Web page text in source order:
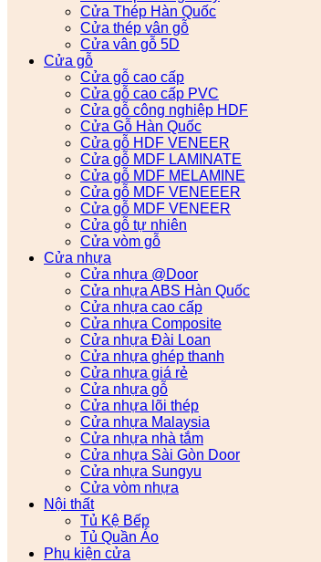
Cửa Thép Hàn Quốc
Cửa thép vân gỗ
Cửa vân gỗ 5D
Cửa gỗ
Cửa gỗ cao cấp
Cửa gỗ cao cấp PVC
Cửa gỗ công nghiệp HDF
Cửa Gỗ Hàn Quốc
Cửa gỗ HDF VENEER
Cửa gỗ MDF LAMINATE
Cửa gỗ MDF MELAMINE
Cửa gỗ MDF VENEEER
Cửa gỗ MDF VENEER
Cửa gỗ tự nhiên
Cửa vòm gỗ
Cửa nhựa
Cửa nhựa @Door
Cửa nhựa ABS Hàn Quốc
Cửa nhựa cao cấp
Cửa nhựa Composite
Cửa nhựa Đài Loan
Cửa nhựa ghép thanh
Cửa nhựa giá rẻ
Cửa nhựa gỗ
Cửa nhựa lõi thép
Cửa nhựa Malaysia
Cửa nhựa nhà tắm
Cửa nhựa Sài Gòn Door
Cửa nhựa Sungyu
Cửa vòm nhựa
Nội thất
Tủ Kệ Bếp
Tủ Quần Áo
Phụ kiện cửa